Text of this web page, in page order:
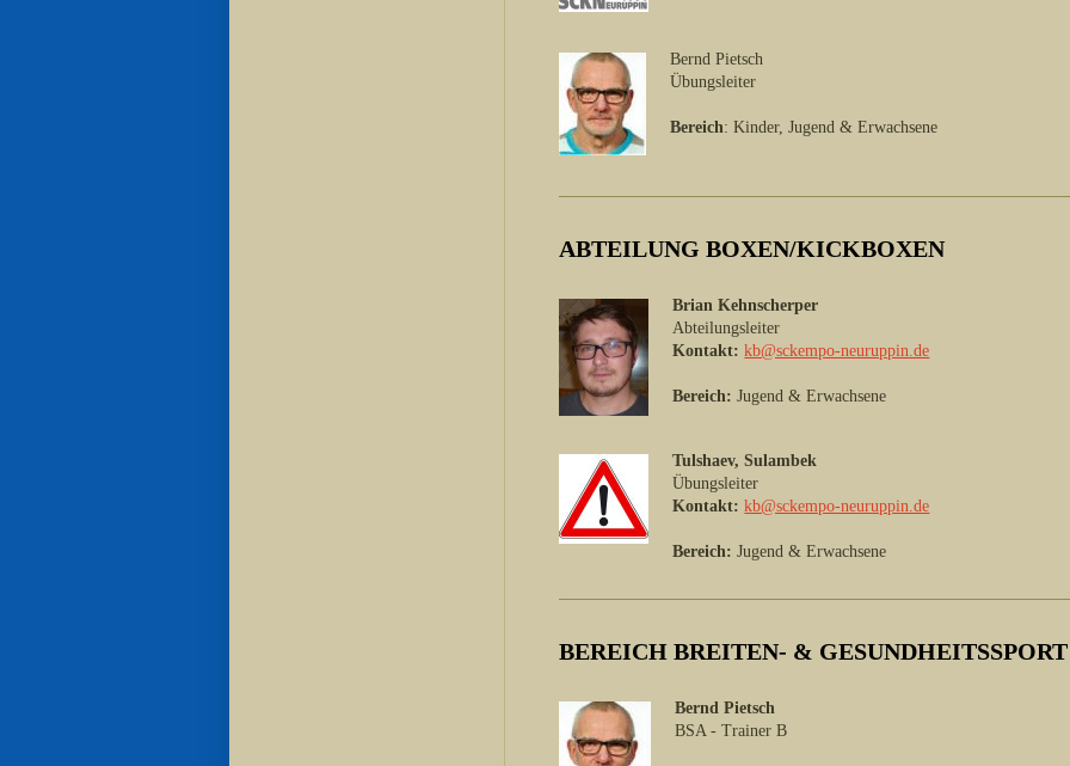
Bernd Pietsch
Übungsleiter
Bereich: Kinder, Jugend & Erwachsene
ABTEILUNG BOXEN/KICKBOXEN
Brian Kehnscherper
Abteilungsleiter
Kontakt:kb@sckempo-neuruppin.de
Bereich: Jugend & Erwachsene
Tulshaev, Sulambek
Übungsleiter
Kontakt:kb@sckempo-neuruppin.de
Bereich: Jugend & Erwachsene
BEREICH BREITEN- &
Bernd Pietsch
BSA - Trainer B